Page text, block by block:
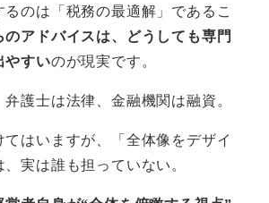
のは「税務の最適解」であるこ
のアドバイスは、どうしても専門
やすいのが現実です。
護士は法律、金融機関は融資。
てはいますが、「全体像をデザイ
実は誰も担っていない。